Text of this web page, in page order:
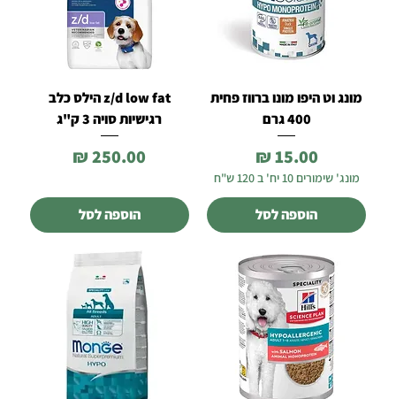
מונג וט היפו מונו ברווז פחית
400 גרם
מחיר
מונג' שימורים 10 יח' ב 120 ש"ח
הוספה לסל
z/d low fat הילס כלב
רגישיות סויה 3 ק"ג
מחיר
הוספה לסל